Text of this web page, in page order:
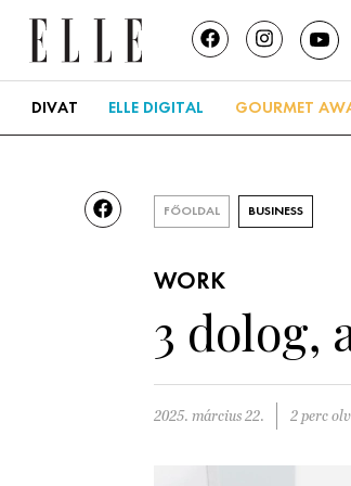
DIVAT ELLE DIGITAL GOURMET
FŐOLDAL BUSINESS
WORK
3 dolog,
2025. március 22. 2 perc